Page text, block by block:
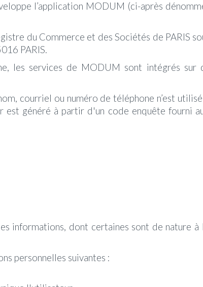
l’application MODUM (ci-après
du Commerce et des Sociétés de PARIS
PARIS.
les services de MODUM sont intégrés sur
courriel ou numéro de téléphone n’est
est généré à partir d'un code enquête fourni
informations, dont certaines sont de nature à
personnelles suivantes :